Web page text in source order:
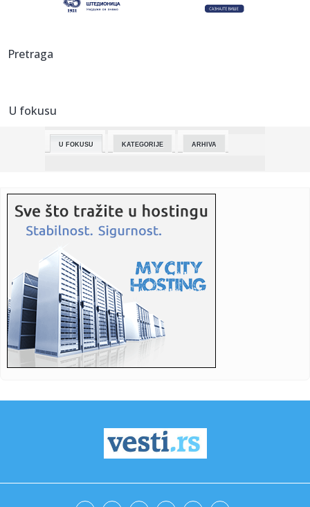
23:01:Pistonsi imaju dilemu vrijednu skoro 300 miliona
23:01:
22:59:
NBS: Podnećemo krivičnu prijavu protiv lica umešanog u
22:58:Laslo Đere izborio plasman u osminu finala turnira u
Ženevi
22:58:NBS: Podnećemo krivičnu prijavu protiv lica umešanog u
šaranj...
22:58:Ministarstvo odbrane: Zamena medicinskog tima Vojske
Srbije u mis...
22:58:Tragedija na parkingu: Kamiondžija iz BiH poginuo dok je
pomagao...
Putin stigao u Kinu, pogledajte kako je dočekan (VIDEO)
22:58:Švedska izabrala neobične fregate za novu mornaricu
Pretraga
U fokusu
U FOKUSU KATEGORIJE ARHIVA